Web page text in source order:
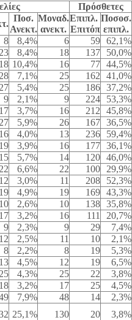
Πρόσθετες
Ποσ.
Ανεκτ.
Μοναδ.
ανεκτ.
Επιπλ.
Επιτόπ
Ποσοσ.
επιπλ.
8 8,4% 6 59 62,1%
23 8,4% 18 137 50,0%
18 10,4% 16 77 44,5%
28 7,1% 25 162 41,0%
27 5,4% 25 186 37,2%
9 2,1% 9 224 53,3%
17 3,7% 16 212 45,8%
27 5,9% 26 167 36,5%
16 4,0% 13 236 59,4%
19 3,9% 16 177 36,1%
15 5,7% 14 120 46,0%
22 6,6% 22 100 29,9%
12 3,0% 11 208 52,3%
19 4,9% 19 169 43,3%
10 2,6% 10 138 35,8%
17 3,2% 16 111 20,7%
9 2,3% 9 29 7,4%
12 2,5% 11 10 2,1%
8 2,2% 8 19 5,3%
13 4,5% 12 19 6,5%
25 4,3% 25 22 3,8%
18 3,2% 17 25 4,5%
7,9% 48 14 2,3%
25,1% 130 20 3,8%